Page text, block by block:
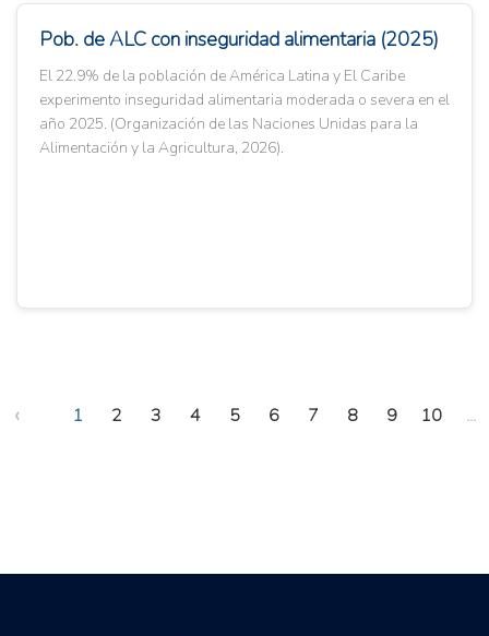
Pob. de ALC con inseguridad alimentaria (2025)
El 22.9% de la población de América Latina y El Caribe
experimento inseguridad alimentaria moderada o severa en el
año 2025. (Organización de las Naciones Unidas para la
Alimentación y la Agricultura, 2026).
‹ 1 2 3 4 5 6 7 8 9 10 ...